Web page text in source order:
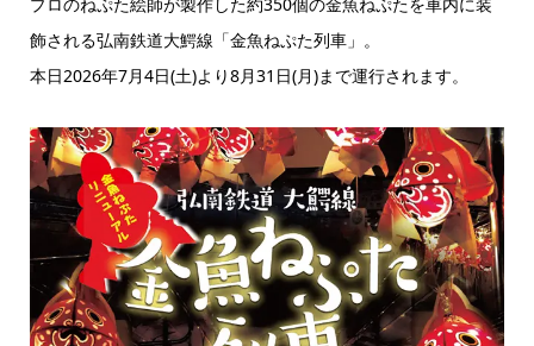
飾される弘南鉄道大鰐線「金魚ねぷた列車」。
本日2026年7月4日(土)より8月31日(月)まで運行されます。